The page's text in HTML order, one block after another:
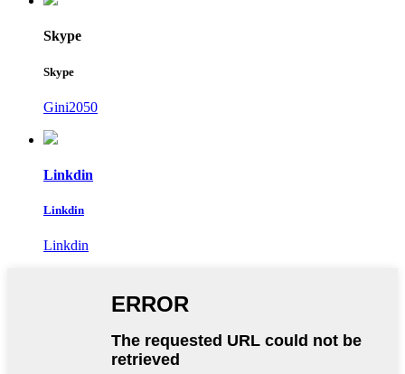
Skype
Skype
Gini2050
Linkdin
Linkdin
Linkdin